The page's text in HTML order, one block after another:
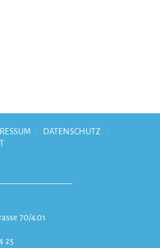
DATENSCHUTZ
70/4.01
25